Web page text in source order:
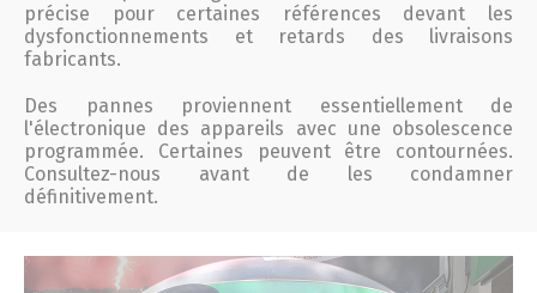
précise pour certaines références devant les
dysfonctionnements et retards des livraisons
fabricants.
Des pannes proviennent essentiellement de
l'électronique des appareils avec une obsolescence
programmée. Certaines peuvent être contournées.
Consultez-nous avant de les condamner
définitivement.